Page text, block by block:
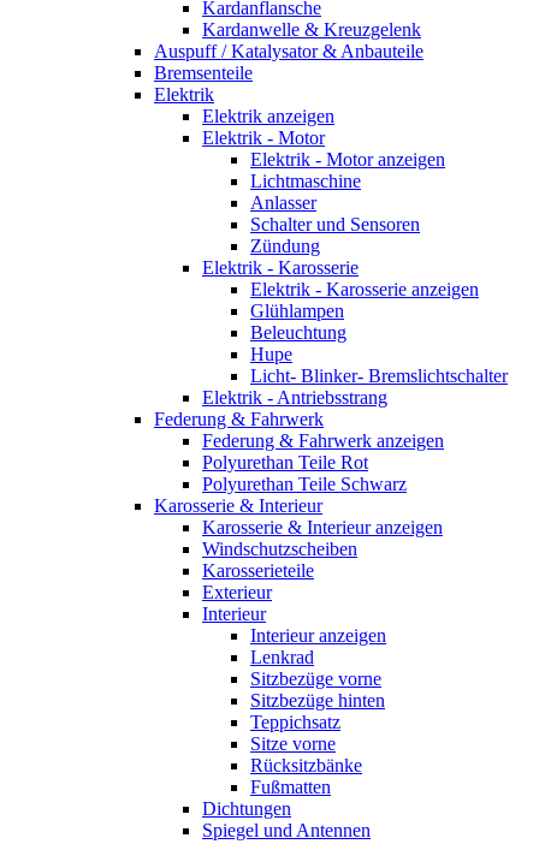
Kardanflansche
Kardanwelle & Kreuzgelenk
Auspuff / Katalysator & Anbauteile
Bremsenteile
Elektrik
Elektrik anzeigen
Elektrik - Motor
Elektrik - Motor anzeigen
Lichtmaschine
Anlasser
Schalter und Sensoren
Zündung
Elektrik - Karosserie
Elektrik - Karosserie anzeigen
Glühlampen
Beleuchtung
Hupe
Licht- Blinker- Bremslichtschalter
Elektrik - Antriebsstrang
Federung & Fahrwerk
Federung & Fahrwerk anzeigen
Polyurethan Teile Rot
Polyurethan Teile Schwarz
Karosserie & Interieur
Karosserie & Interieur anzeigen
Windschutzscheiben
Karosserieteile
Exterieur
Interieur
Interieur anzeigen
Lenkrad
Sitzbezüge vorne
Sitzbezüge hinten
Teppichsatz
Sitze vorne
Rücksitzbänke
Fußmatten
Dichtungen
Spiegel und Antennen